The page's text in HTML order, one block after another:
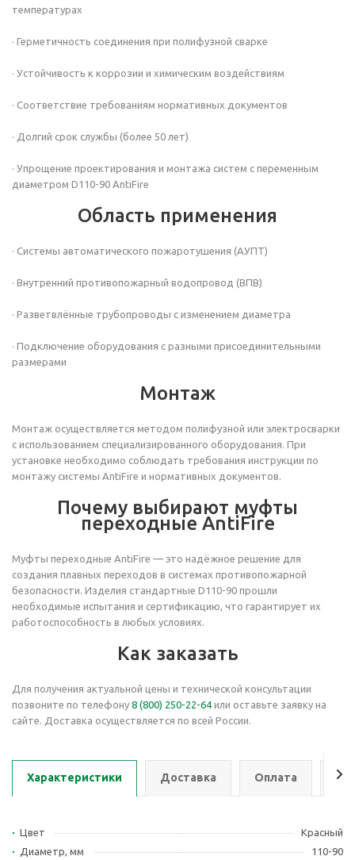
температурах
· Герметичность соединения при полифузной сварке
· Устойчивость к коррозии и химическим воздействиям
· Соответствие требованиям нормативных документов
· Долгий срок службы (более 50 лет)
· Упрощение проектирования и монтажа систем с переменным
диаметром D110-90 AntiFire
Область применения
· Системы автоматического пожаротушения (АУПТ)
· Внутренний противопожарный водопровод (ВПВ)
· Разветвлённые трубопроводы с изменением диаметра
· Подключение оборудования с разными присоединительными
размерами
Монтаж
Монтаж осуществляется методом полифузной или электросварки
с использованием специализированного оборудования. При
установке необходимо соблюдать требования инструкции по
монтажу системы AntiFire и нормативных документов.
Почему выбирают муфты
переходные AntiFire
Муфты переходные AntiFire — это надёжное решение для
создания плавных переходов в системах противопожарной
безопасности. Изделия стандартные D110-90 прошли
необходимые испытания и сертификацию, что гарантирует их
работоспособность в любых условиях.
Как заказать
Для получения актуальной цены и технической консультации
позвоните по телефону 8 (800) 250-22-64 или оставьте заявку на
сайте. Доставка осуществляется по всей России.
Характеристики Доставка Оплата
Цвет
Красный
Диаметр, мм
110-90